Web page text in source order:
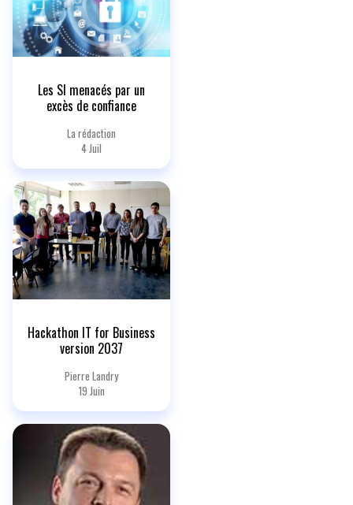
Les SI menacés par un
excès de confiance
La rédaction
4 Juil
Hackathon IT for Business
version 2037
Pierre Landry
19 Juin